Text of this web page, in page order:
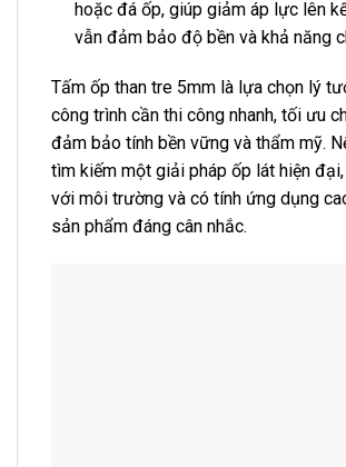
hoặc đá ốp, giúp giảm áp lực lên
vẫn đảm bảo độ bền và khả năng
Tấm ốp than tre 5mm là lựa chọn lý
công trình cần thi công nhanh, tối ưu
đảm bảo tính bền vững và thẩm mỹ.
tìm kiếm một giải pháp ốp lát hiện
với môi trường và có tính ứng dụng
sản phẩm đáng cân nhắc.